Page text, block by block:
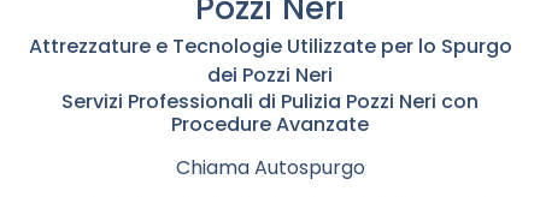
Attrezzature e Tecnologie Utilizzate per lo Spurgo
dei Pozzi Neri
Servizi Professionali di Pulizia Pozzi Neri con
Procedure Avanzate
Chiama Autospurgo